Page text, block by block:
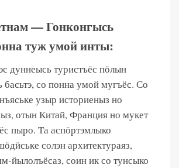
— Гонконгысь
туж умой инты:
дуннеысь туристъёс пӧлын
басьтэ, со понна умой мугъёс. Со
узыр историеныз но
отын Китай, Франция но мукет
пыро. Та аспӧртэмлыко
солэн архитектураяз,
йылолъёсаз, соин ик со тунсыко